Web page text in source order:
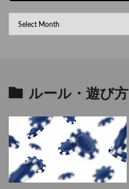
ルール・遊び方